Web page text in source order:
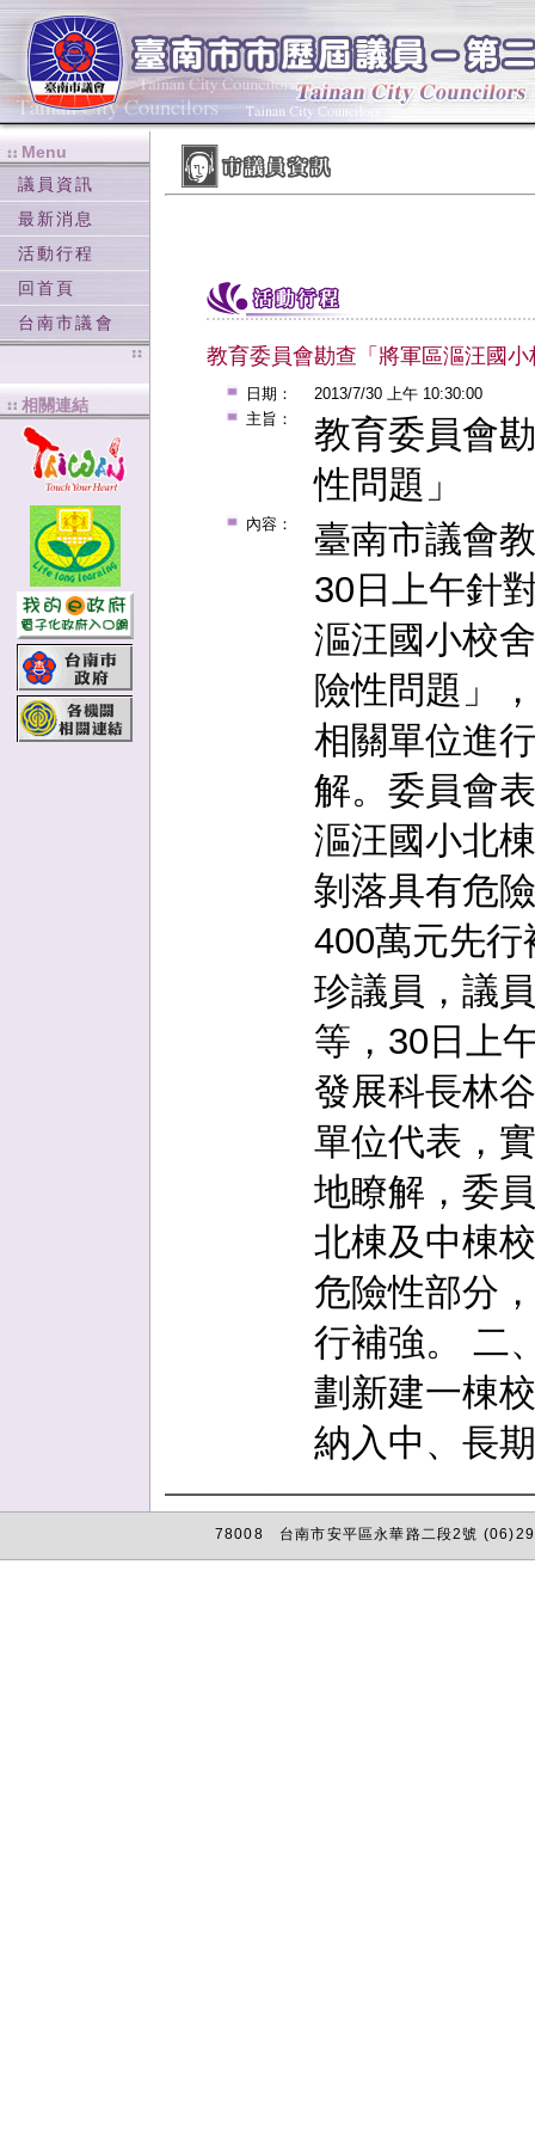
教育委員會勘查「將軍區漚汪國
日期：
2013/7/30 上午 10:30:00
主旨：
教育委員會
性問題」
內容：
臺南市議會
30日上午針
漚汪國小校
險性問題」
相關單位進
解。委員會
漚汪國小北
剝落具有危
400萬元先
珍議員，議
等，30日上
發展科長林
單位代表，
地瞭解，委
北棟及中棟
危險性部分
行補強。 二
劃新建一棟
納入中、長
Menu
議員資訊
最新消息
活動行程
回首頁
台南市議會
相關連結
78008 台南市安平區永華路二段2號